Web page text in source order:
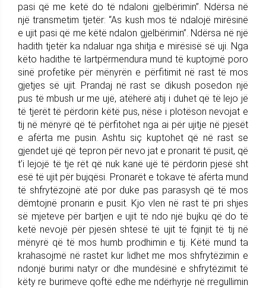
pasi që me ketë do të ndaloni gjelbërimin”. Ndërsa në
një transmetim tjetër: “As kush mos të ndalojë mirësinë
e ujit pasi që me këtë ndalon gjelbërimin”. Ndërsa në një
hadith tjetër ka ndaluar nga shitja e mirësisë së uji. Nga
këto hadithe të lartpërmendura mund të kuptojmë poro
sinë profetike për mënyrën e përfitimit në rast të mos
gjetjes së ujit. Prandaj në rast se dikush posedon një
pus të mbush ur me ujë, atëherë atij i duhet që të lejo jë
të tjerët të përdorin këtë pus, nëse i plotëson nevojat e
tij në mënyrë që të përfitohet nga ai për ujitje në pjesët
e afërta me pusin. Ashtu siç kuptohet që në rast se
gjendet ujë që tepron për nevo jat e pronarit të pusit, që
t’i lejojë të tje rët që nuk kanë ujë të përdorin pjesë sht
esë të ujit për bujqësi. Pronarët e tokave të afërta mund
të shfrytëzojnë atë por duke pas parasysh që të mos
dëmtojnë pronarin e pusit. Kjo vlen në rast të pri shjes
së mjeteve për bartjen e ujit të ndo një bujku që do të
ketë nevojë për pjesën shtesë të ujit të fqinjit të tij në
mënyrë që të mos humb prodhimin e tij. Këtë mund ta
krahasojmë në rastet kur lidhet me mos shfrytëzimin e
ndonjë burimi natyr or dhe mundësinë e shfrytëzimit të
këty re burimeve qoftë edhe me ndërhyrje në rregullimin